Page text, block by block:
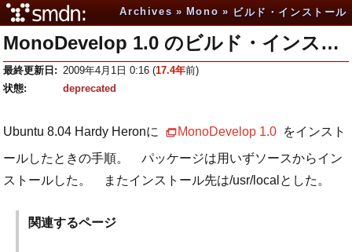
Archives Mono ビルド・インストール
MonoDevelop 1.0 のビルド・インストール
最終更新日 2009年4月1日 0:16 (17.4年前)
状態
deprecated
Ubuntu 8.04 Hardy Heronに MonoDevelop 1.0 をインスト
ールしたときの手順。 パッケージは用いずソースからイン
ストールした。 またインストール先は/usr/localとした。
関連するページ